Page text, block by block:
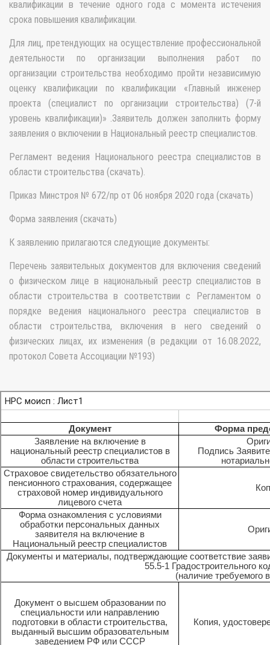
квалификации в течение одного года с момента истечения
срока повышения квалификации.
Для лиц, претендующих на осуществление профессиональной
деятельности по организации выполнения работ по
организации строительства необходимо пройти независимую
оценку квалификации по квалификации «Главный инженер
проекта (специалист по организации строительства) (7-й
уровень квалификации)» .Заявитель должен заполнить форму
заявления о включении в Национальный реестр специалистов.
Регламент ведения Национального реестра специалистов в
области строительства (скачать).
Приказ Минстроя № 672/пр от 06 ноября 2020 года (скачать)
Форма заявления (скачать)
К заявлению прилагаются следующие документы:
Перечень заявительных документов для включения сведений
о физическом лице в национальный реестр специалистов в
области строительства в соответствии с Регламентом о
порядке ведения национального реестра специалистов в
области строительства, включения в него сведений о
физических лицах, их изменения (в редакции от 16.08.2022,
протокол Совета Ассоциации №193)